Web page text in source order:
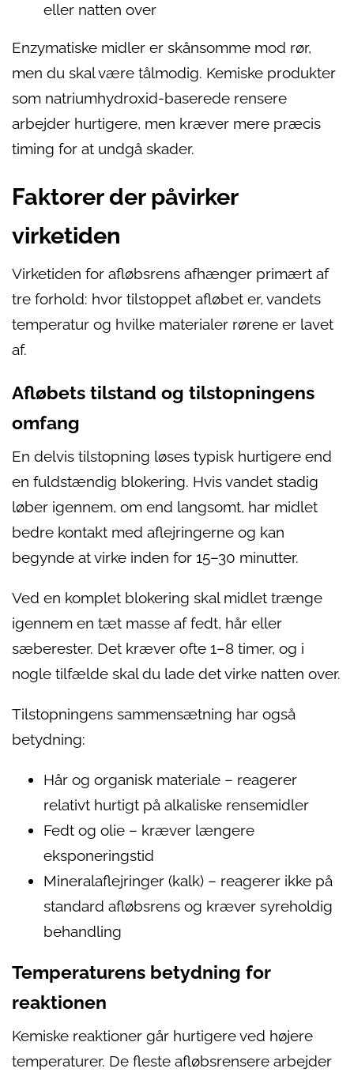
eller natten over
Enzymatiske midler er skånsomme mod rør,
men du skal være tålmodig. Kemiske produkter
som natriumhydroxid-baserede rensere
arbejder hurtigere, men kræver mere præcis
timing for at undgå skader.
Faktorer der påvirker
virketiden
Virketiden for afløbsrens afhænger primært af
tre forhold: hvor tilstoppet afløbet er, vandets
temperatur og hvilke materialer rørene er lavet
af.
Afløbets tilstand og tilstopningens
omfang
En delvis tilstopning løses typisk hurtigere end
en fuldstændig blokering. Hvis vandet stadig
løber igennem, om end langsomt, har midlet
bedre kontakt med aflejringerne og kan
begynde at virke inden for 15–30 minutter.
Ved en komplet blokering skal midlet trænge
igennem en tæt masse af fedt, hår eller
sæberester. Det kræver ofte 1–8 timer, og i
nogle tilfælde skal du lade det virke natten over.
Tilstopningens sammensætning har også
betydning:
Hår og organisk materiale – reagerer
relativt hurtigt på alkaliske rensemidler
Fedt og olie – kræver længere
eksponeringstid
Mineralaflejringer (kalk) – reagerer ikke på
standard afløbsrens og kræver syreholdig
behandling
Temperaturens betydning for
reaktionen
Kemiske reaktioner går hurtigere ved højere
temperaturer. De fleste afløbsrensere arbejder